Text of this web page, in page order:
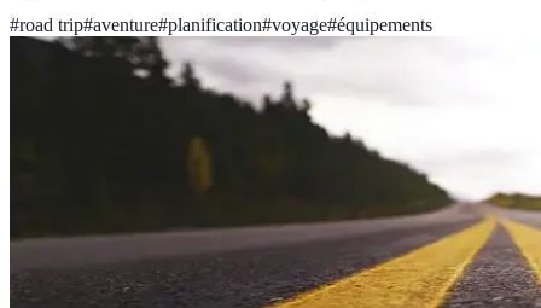
#road trip#aventure#planification#voyage#équipements